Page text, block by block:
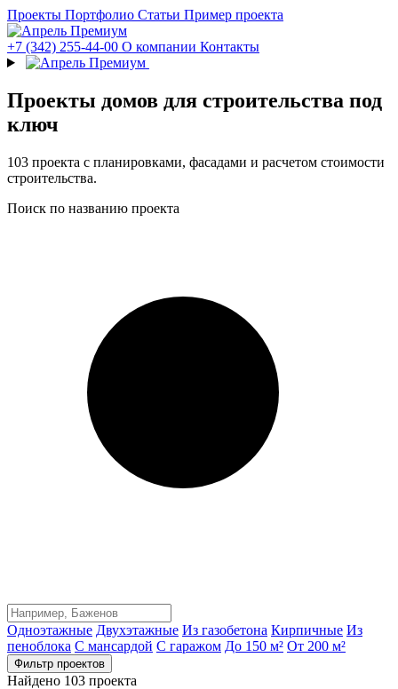
Проекты Портфолио Статьи Пример проекта
+7 (342) 255-44-00 О компании Контакты
Проекты домов для строительства под
ключ
103 проекта с планировками, фасадами и расчетом стоимости
строительства.
Поиск по названию проекта
Одноэтажные Двухэтажные Из газобетона Кирпичные Из
пеноблока С мансардой С гаражом До 150 м² От 200 м²
Фильтр проектов
Найдено 103 проекта